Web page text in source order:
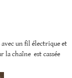
avec un fil électrique et
la chaîne est cassée